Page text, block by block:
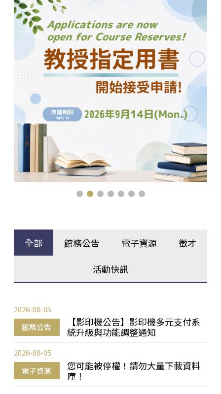
全部 館務公告 電子資源 徵才
活動快訊
館務公告
【影印機公告】影印機多元支付系
統升級與功能調整通知
2026-08-05
電子資源
您可能被停權！請勿大量下載資料
庫！
2026-08-05